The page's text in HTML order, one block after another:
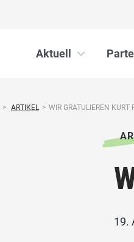
Aktuell
> ARTIKEL > WIR GRATULIEREN KURT
19.